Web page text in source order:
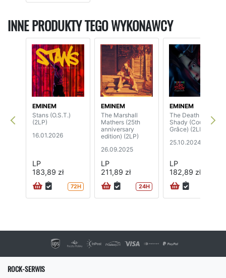
INNE PRODUKTY TEGO WYKONAWCY
EMINEM
Stans (O.S.T.)
(2LP)
16.01.2026
LP
183,89 zł
72H
EMINEM
The Marshall
Mathers (25th
anniversary
edition) (2LP)
26.09.2025
LP
211,89 zł
24H
EMINEM
The Death Of Slim
Shady (Coup De
Grâce) (2LP)
25.10.2024
LP
182,89 zł
ROCK-SERWIS